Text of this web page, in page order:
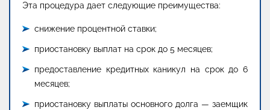
Эта процедура дает следующие преимущества:
снижение процентной ставки;
приостановку выплат на срок до 5 месяцев;
предоставление кредитных каникул на срок до 6
месяцев;
приостановку выплаты основного долга — заемщик